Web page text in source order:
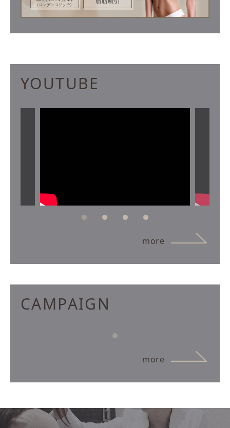
YOUTUBE
more
CAMPAIGN
more